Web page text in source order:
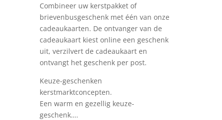
Combineer uw kerstpakket of
brievenbusgeschenk met één van onze
cadeaukaarten. De ontvanger van de
cadeaukaart kiest online een geschenk
uit, verzilvert de cadeaukaart en
ontvangt het geschenk per post.
Keuze-geschenken
kerstmarktconcepten.
Een warm en gezellig keuze-
geschenk….